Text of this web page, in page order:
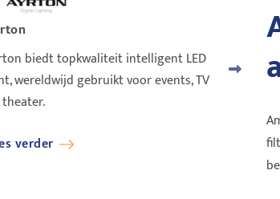
biedt topkwaliteit intelligent LED
wereldwijd gebruikt voor events, TV
verder
Clear-
Clear-
Lees